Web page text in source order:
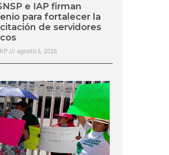
e IAP firman
para fortalecer la
de servidores
agosto 6, 2026